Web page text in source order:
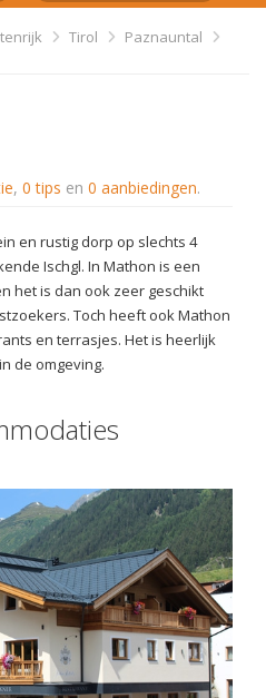
Tirol
Paznauntal
, 0 tips en 0 aanbiedingen.
en rustig dorp op slechts 4
Ischgl. In Mathon is een
het is dan ook zeer geschikt
Toch heeft ook Mathon
en terrasjes. Het is heerlijk
de omgeving.